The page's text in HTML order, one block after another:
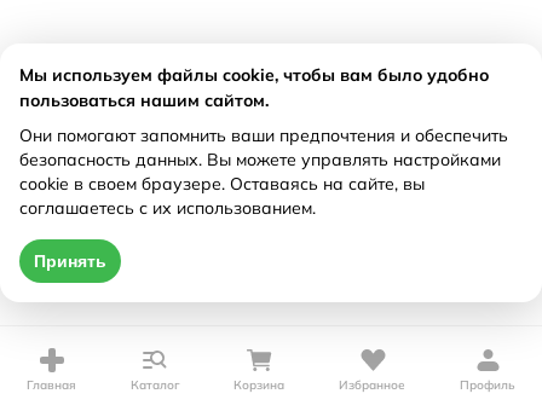
Главная Каталог Корзина Избранное Профиль
Мы используем файлы cookie, чтобы вам было удобно
пользоваться нашим сайтом.
Они помогают запомнить ваши предпочтения и обеспечить
безопасность данных. Вы можете управлять настройками
cookie в своем браузере. Оставаясь на сайте, вы
соглашаетесь с их использованием.
Принять